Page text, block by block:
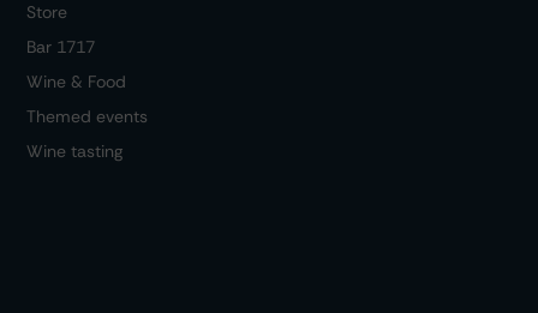
Store
Bar 1717
Wine & Food
Themed events
Wine tasting